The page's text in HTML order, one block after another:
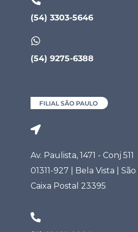
(54) 3303-5646
(54) 9275-6388
FILIAL SÃO PAULO
Av. Paulista, 1471 - Conj 511
01311-927 | Bela Vista |
Caixa Postal 23395